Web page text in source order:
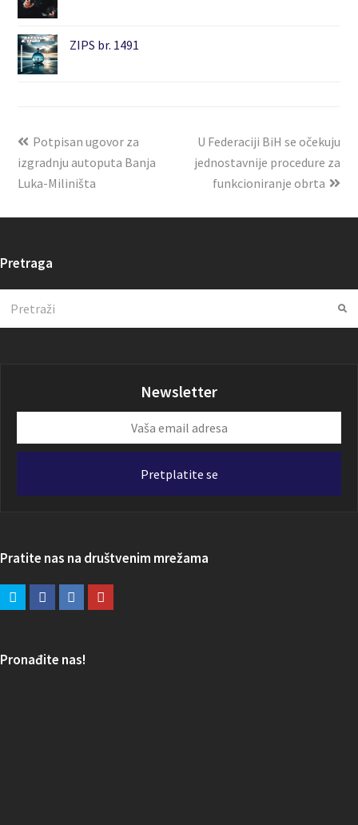
ZIPS br. 1491
Potpisan ugovor za
izgradnju autoputa Banja
Luka-Miliništa
U Federaciji BiH se očekuju
jednostavnije procedure za
funkcioniranje obrta
Pretraga
Newsletter
email
Pretplatite se
Pratite nas na društvenim mrežama
Pronađite nas!